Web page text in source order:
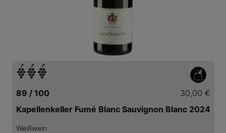
89 / 100
30,00 €
Kapellenkeller Fumé Blanc Sauvignon Blanc 2024
Weißwein